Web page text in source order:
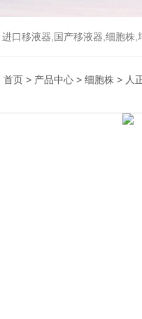
进口移液器,国产移液器,细胞株
首页 > 产品中心 > 细胞株 > 人